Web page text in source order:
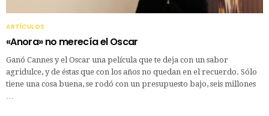
ARTÍCULOS
«Anora» no merecía el Oscar
Ganó Cannes y el Oscar una película que te deja con un sabor
agridulce, y de éstas que con los años no quedan en el recuerdo. Sólo
tiene una cosa buena, se rodó con un presupuesto bajo, seis millones
…